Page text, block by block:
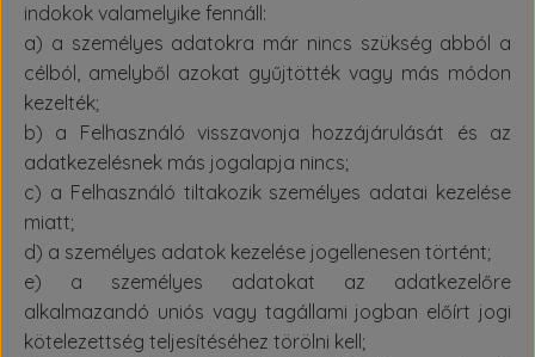
indokok valamelyike fennáll:
a) a személyes adatokra már nincs szükség abból a
célból, amelyből azokat gyűjtötték vagy más módon
kezelték;
b) a Felhasználó visszavonja hozzájárulását és az
adatkezelésnek más jogalapja nincs;
c) a Felhasználó tiltakozik személyes adatai kezelése
miatt;
d) a személyes adatok kezelése jogellenesen történt;
e) a személyes adatokat az adatkezelőre
alkalmazandó uniós vagy tagállami jogban előírt jogi
kötelezettség teljesítéséhez törölni kell;